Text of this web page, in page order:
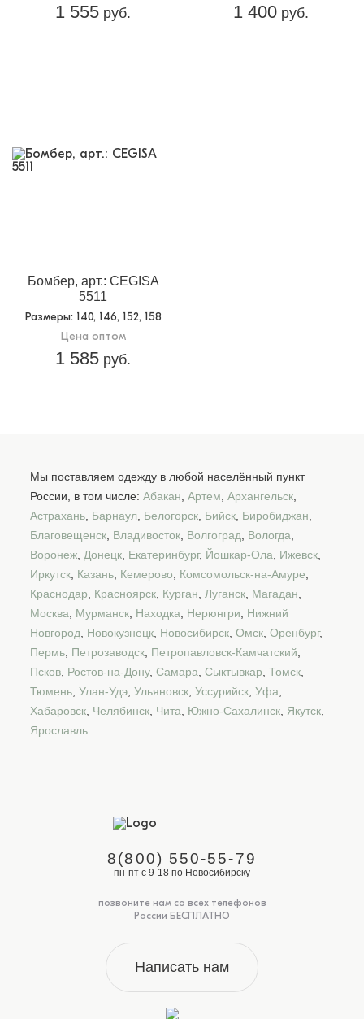
1 555 руб. 1 400 руб.
Бомбер, арт.: CEGISA
5511
Размеры: 140, 146, 152, 158
Цена оптом
1 585 руб.
Мы поставляем одежду в любой населённый пункт
России, в том числе: Абакан Артем Архангельск
Астрахань Барнаул Белогорск Бийск Биробиджан
Благовещенск Владивосток Волгоград Вологда
Воронеж Донецк Екатеринбург, Йошкар-Ола Ижевск
Иркутск Казань Кемерово Комсомольск-на-Амуре
Краснодар
Красноярск Курган Луганск Магадан
Москва
Мурманск Находка Нерюнгри
Нижний
Новгород
Новокузнецк Новосибирск Омск Оренбург,
Пермь Петрозаводск Петропавловск-Камчатский
Псков Ростов-на-Дону, Самара Сыктывкар Томск
Тюмень Улан-Удэ Ульяновск Уссурийск Уфа
Хабаровск Челябинск Чита Южно-Сахалинск Якутск
Ярославль
8(800) 550-55-79
пн-пт с 9-18 по Новосибирску
позвоните нам со всех телефонов
России БЕСПЛАТНО
Написать нам